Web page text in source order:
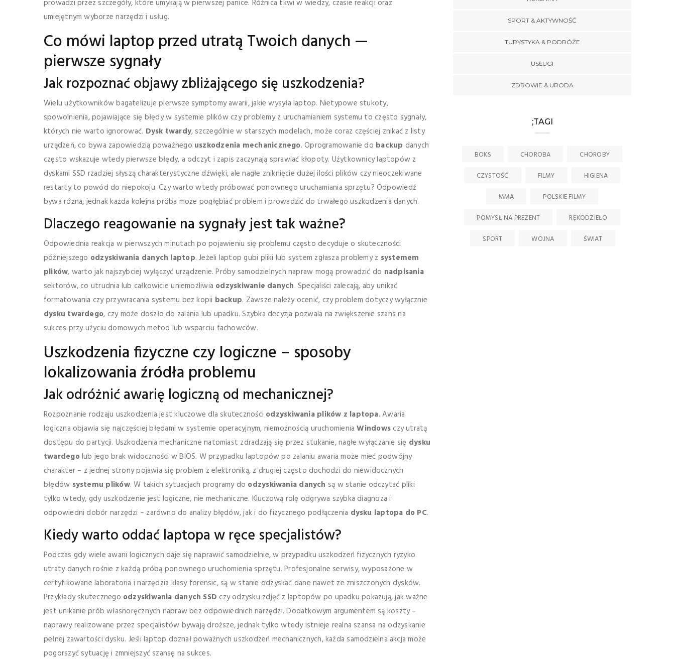
prowadzi przez szczegóły, które umykają w pierwszej panice. Różnica tkwi w wiedzy, czasie reakcji oraz
umiejętnym wyborze narzędzi i usług.
Co mówi laptop przed utratą Twoich danych —
pierwsze sygnały
Jak rozpoznać objawy zbliżającego się uszkodzenia?
Wielu użytkowników bagatelizuje pierwsze symptomy awarii, jakie wysyła laptop. Nietypowe stukoty,
spowolnienia, pojawiające się błędy w systemie plików czy problemy z uruchamianiem systemu to często sygnały,
których nie warto ignorować. Dysk twardy, szczególnie w starszych modelach, może coraz częściej znikać z listy
urządzeń, co bywa zapowiedzią poważnego uszkodzenia mechanicznego. Oprogramowanie do backup danych
często wskazuje wtedy pierwsze błędy, a odczyt i zapis zaczynają sprawiać kłopoty. Użytkownicy laptopów z
dyskami SSD rzadziej słyszą charakterystyczne dźwięki, ale nagłe zniknięcie dużej ilości plików czy nieoczekiwane
restarty to powód do niepokoju. Czy warto wtedy próbować ponownego uruchamiania sprzętu? Odpowiedź
bywa różna, jednak każda kolejna próba może pogłębiać problem i prowadzić do trwałego uszkodzenia danych.
Dlaczego reagowanie na sygnały jest tak ważne?
Odpowiednia reakcja w pierwszych minutach po pojawieniu się problemu często decyduje o skuteczności
późniejszego odzyskiwania danych laptop. Jeżeli laptop gubi pliki lub system zgłasza problemy z systemem
plików, warto jak najszybciej wyłączyć urządzenie. Próby samodzielnych napraw mogą prowadzić do nadpisania
sektorów, co utrudnia lub całkowicie uniemożliwia odzyskiwanie danych. Specjaliści zalecają, aby unikać
formatowania czy przywracania systemu bez kopii backup. Zawsze należy ocenić, czy problem dotyczy wyłącznie
dysku twardego, czy może doszło do zalania lub upadku. Szybka decyzja pozwala na zwiększenie szans na
sukces przy użyciu domowych metod lub wsparciu fachowców.
Uszkodzenia fizyczne czy logiczne – sposoby
lokalizowania źródła problemu
Jak odróżnić awarię logiczną od mechanicznej?
Rozpoznanie rodzaju uszkodzenia jest kluczowe dla skuteczności odzyskiwania plików z laptopa. Awaria
logiczna objawia się najczęściej błędami w systemie operacyjnym, niemożnością uruchomieniaWindows czy utratą
dostępu do partycji. Uszkodzenia mechaniczne natomiast zdradzają się przez stukanie, nagłe wyłączanie się dysku
twardegolub jego brak widoczności w BIOS. W przypadku laptopów po zalaniu awaria może mieć podwójny
charakter – z jednej strony pojawia się problem z elektroniką, z drugiej często dochodzi do niewidocznych
błędów systemu plików. W takich sytuacjach programy do odzyskiwania danych są w stanie odczytać pliki
tylko wtedy, gdy uszkodzenie jest logiczne, nie mechaniczne. Kluczową rolę odgrywa szybka diagnoza i
odpowiedni dobór narzędzi – zarówno do analizy błędów, jak i do fizycznego podłączenia dysku laptopa do PC.
Kiedy warto oddać laptopa w ręce specjalistów?
Podczas gdy wiele awarii logicznych daje się naprawić samodzielnie, w przypadku uszkodzeń fizycznych ryzyko
utraty danych rośnie z każdą próbą ponownego uruchomienia sprzętu. Profesjonalne serwisy, wyposażone w
certyfikowane laboratoria i narzędzia klasy forensic, są w stanie odzyskać dane nawet ze zniszczonych dysków.
Przykłady skutecznego odzyskiwania danych SSD czy odzysku zdjęć z laptopów po upadku pokazują, jak ważne
jest unikanie prób własnoręcznych napraw bez odpowiednich narzędzi. Dodatkowym argumentem są koszty –
naprawy realizowane przez specjalistów bywają droższe, jednak tylko wtedy istnieje realna szansa na odzyskanie
pełnej zawartości dysku. Jeśli laptop doznał poważnych uszkodzeń mechanicznych, każda samodzielna akcja może
pogorszyć sytuację i zmniejszyć szansę na sukces.
SPORT & AKTYWNOŚĆ
TURYSTYKA & PODRÓŻE
USŁUGI
ZDROWIE & URODA
;TAGI
BOKS CHOROBA
CHOROBY
CZYSTOŚĆ
FILMY
HIGIENA
MMA
POLSKIE FILMY
POMYSŁ NA PREZENT
RĘKODZIEŁO
SPORT
WOJNA ŚWIAT